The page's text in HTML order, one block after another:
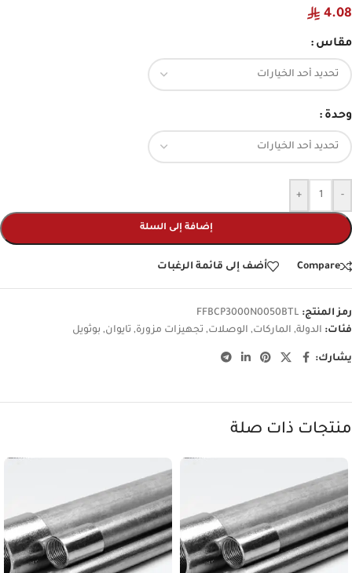
4.08
مقاس
وحدة
-
+
إضافة إلى السلة
Compare أضف إلى قائمة الرغبات
رمز المنتج: FFBCP3000N0050BTL
فئات: الدولة, الماركات, الوصلات, تجهيزات مزورة, تايوان, بوثويل
يشارك:
منتجات ذات صلة